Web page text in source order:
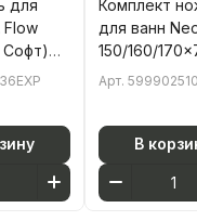
для
Flow
с
Комплект
для ванн
150/160/
Арт.
В